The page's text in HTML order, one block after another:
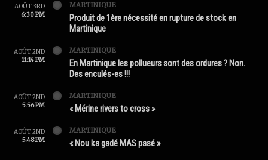
AOÛT 3RD
6:30 PM
MARTINIQUE
Produit de 1ère nécessité en rupture de stock en
Martinique
AOÛT 2ND
11:14 PM
MARTINIQUE
En Martinique les pollueurs sont des ordures ? Non.
Des enculés-es !!!
AOÛT 2ND
5:56 PM
MARTINIQUE
« Mérine rivers to cross »
AOÛT 2ND
5:48 PM
MARTINIQUE
« Nou ka gadé MAS pasé »